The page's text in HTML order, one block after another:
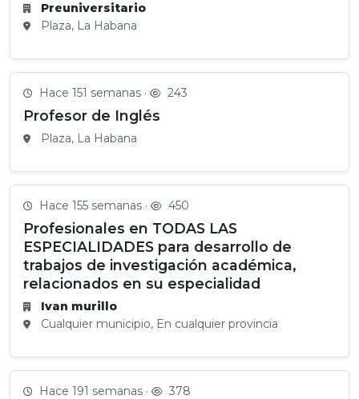
Preuniversitario
Plaza, La Habana
Hace 151 semanas · 243
Profesor de Inglés
Plaza, La Habana
Hace 155 semanas · 450
Profesionales en TODAS LAS
ESPECIALIDADES para desarrollo de
trabajos de investigación académica,
relacionados en su especialidad
Ivan murillo
Cualquier municipio, En cualquier provincia
Hace 191 semanas · 378